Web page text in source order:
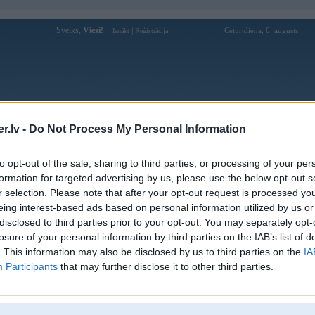
- Do Not Process My Personal Information
opt-out of the sale, sharing to third parties, or processing of your
for targeted advertising by us, please use the below opt-out
selection. Please note that after your opt-out request is processed
interest-based ads based on personal information utilized by us
to third parties prior to your opt-out. You may separately
of your personal information by third parties on the IAB’s list of
This information may also be disclosed by us to third parties on the
Participants that may further disclose it to other third parties.
Sveiks, Viesi! Ienākt Reģistrācija Ceturtdiena, 6. augusts
Forums Galerijas Reģistrācija Lietotāji
bagažnieka vaks
Atbildēt
Ziņojums
04. Jun 2017, 10:47
Tātad tēma sekojošā,daudzos Krievijas forumos,esmu redzējis, ka no e90
Bet ka ir ar E91?? varbut kads var padilities ar info , kur redzejis jeb kads ir